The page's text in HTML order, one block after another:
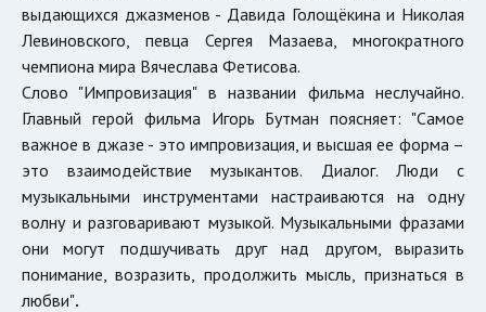
выдающихся джазменов - Давида Голощёкина и Николая
Левиновского, певца Сергея Мазаева, многократного
чемпиона мира Вячеслава Фетисова.
Слово "Импровизация" в названии фильма неслучайно.
Главный герой фильма Игорь Бутман поясняет: "Самое
важное в джазе - это импровизация, и высшая ее форма –
это взаимодействие музыкантов. Диалог. Люди с
музыкальными инструментами настраиваются на одну
волну и разговаривают музыкой. Музыкальными фразами
они могут подшучивать друг над другом, выразить
понимание, возразить, продолжить мысль, признаться в
любви".